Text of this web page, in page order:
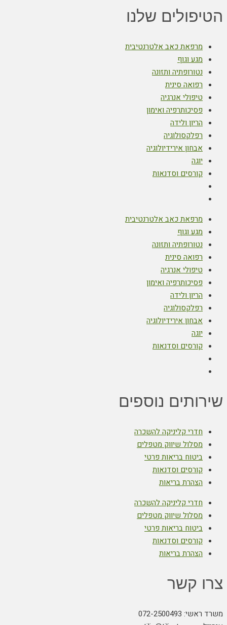
הטיפולים שלנו
מרפאת כאב אלטרנטיבית
מגע וגוף
נטורופתיה ותזונה
רפואה סינית
טיפולי אנרגיה
פסיכותרפיה ואימון
הריון ולידה
רפלקסולוגיה
אבחון אירידיולוגיה
יוגה
קורסים וסדנאות
מרפאת כאב אלטרנטיבית
מגע וגוף
נטורופתיה ותזונה
רפואה סינית
טיפולי אנרגיה
פסיכותרפיה ואימון
הריון ולידה
רפלקסולוגיה
אבחון אירידיולוגיה
יוגה
קורסים וסדנאות
שירותים נוספים
חדרי קליניקה להשכרה
מסלול שיווק מטפלים
ביטוח בריאות פרטי
קורסים וסדנאות
הצהרת בריאות
חדרי קליניקה להשכרה
מסלול שיווק מטפלים
ביטוח בריאות פרטי
קורסים וסדנאות
הצהרת בריאות
צרו קשר
משרד ראשי: 072-2500493